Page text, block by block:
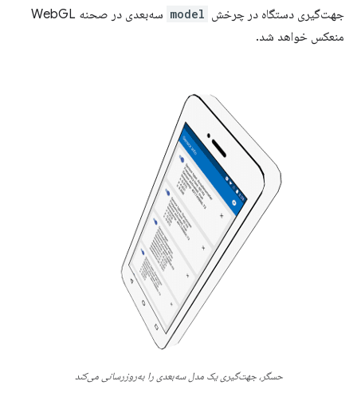
جهت‌گیری دستگاه در چرخش model
سه‌بعدی در صحنه WebGL
منعکس خواهد شد.
حسگر، جهت‌گیری یک مدل سه‌بعدی را به‌روزرسانی می‌کند